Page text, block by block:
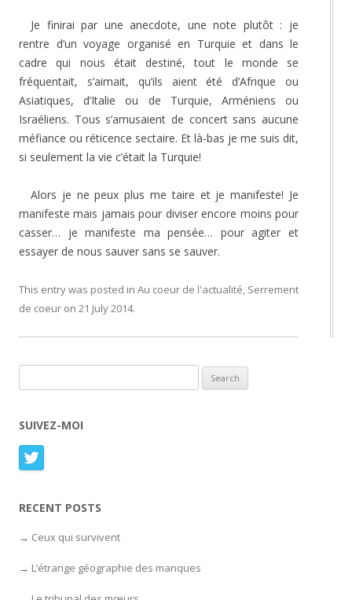
Je finirai par une anecdote, une note plutôt : je
rentre d’un voyage organisé en Turquie et dans le
cadre qui nous était destiné, tout le monde se
fréquentait, s’aimait, qu’ils aient été d’Afrique ou
Asiatiques, d’Italie ou de Turquie, Arméniens ou
Israéliens. Tous s’amusaient de concert sans aucune
méfiance ou réticence sectaire. Et là-bas je me suis dit,
si seulement la vie c’était la Turquie!
Alors je ne peux plus me taire et je manifeste! Je
manifeste mais jamais pour diviser encore moins pour
casser… je manifeste ma pensée… pour agiter et
essayer de nous sauver sans se sauver.
This entry was posted in Au coeur de l'actualité, Serrement
de coeur on 21 July 2014.
SUIVEZ-MOI
RECENT POSTS
Ceux qui survivent
L’étrange géographie des manques